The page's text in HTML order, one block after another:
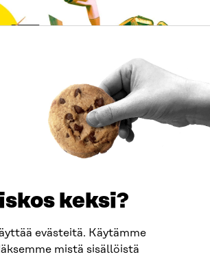
keksi?
evästeitä. Käytämme
mistä sisällöistä